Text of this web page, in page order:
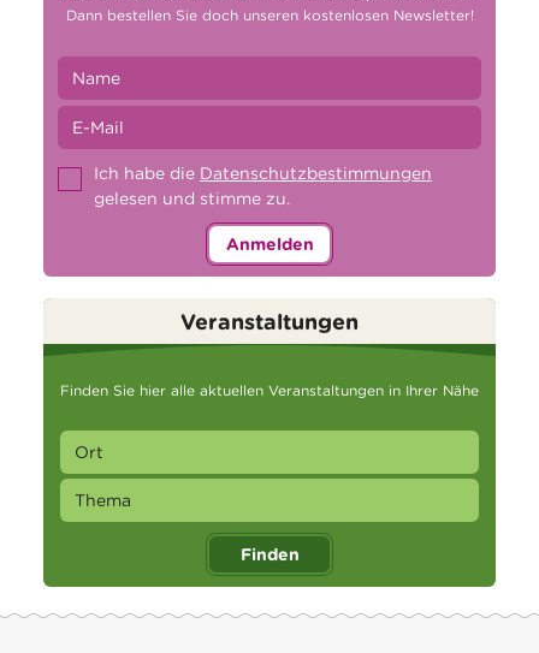
Dann bestellen Sie doch unseren kostenlosen Newsletter!
Ich habe die Datenschutzbestimmungen
gelesen und stimme zu.
Anmelden
Veranstaltungen
Finden Sie hier alle aktuellen Veranstaltungen in Ihrer Nähe
Finden